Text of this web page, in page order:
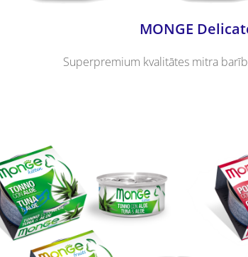
MONGE
Superpremium kvalitātes mitra